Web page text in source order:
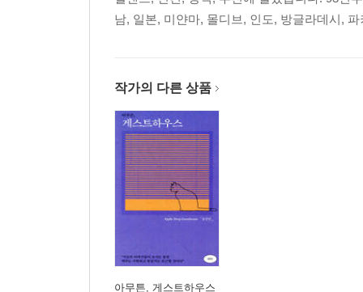
남, 일본, 미얀마, 몰디브, 인도, 방글라데시,
작가의 다른 상품
아무튼, 게스트하우스